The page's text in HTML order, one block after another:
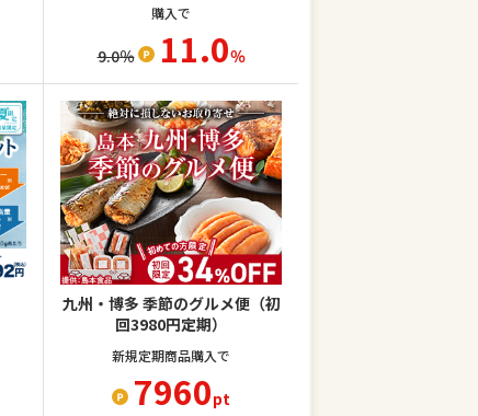
購入で
9.0％ 11.0％
九州・博多 季節のグルメ便（初
回3980円定期）
新規定期商品購入で
7960pt